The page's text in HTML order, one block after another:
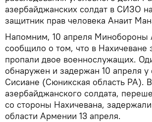
азербайджанских солдат в СИЗО
защитник прав человека Анаит
Напомним, 10 апреля Минобороны
сообщило о том, что в Нахичеване
пропали двое военнослужащих.
обнаружен и задержан 10 апреля у
Сисиане (Сюникская область РА).
азербайджанского солдата,
со стороны Нахичевана,
области Армении 13 апреля.